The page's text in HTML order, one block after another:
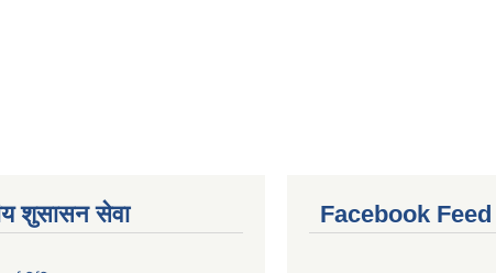
शुसासन सेवा Facebook Feed